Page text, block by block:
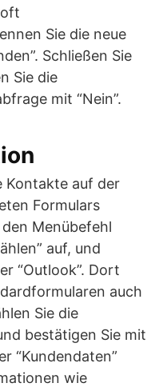
Sie die neue
Schließen Sie
Sie die
mit “Nein”.
Kontakte auf der
Formulars
Menübefehl
auf, und
“Outlook”. Dort
auch
Sie die
bestätigen Sie mit
“Kundendaten”
wie